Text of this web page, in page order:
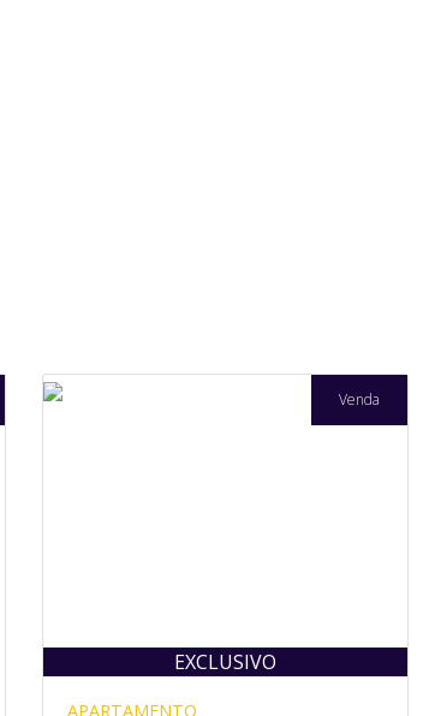
Venda
EXCLUSIVO
APARTAMENTO